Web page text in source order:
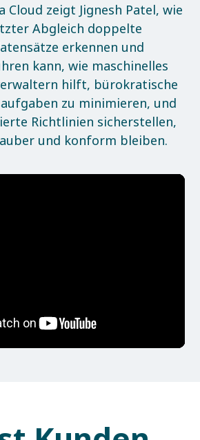
Cloud zeigt Jignesh Patel, wie
Abgleich doppelte
erkennen und
kann, wie maschinelles
hilft, bürokratische
zu minimieren, und
Richtlinien sicherstellen,
und konform bleiben.